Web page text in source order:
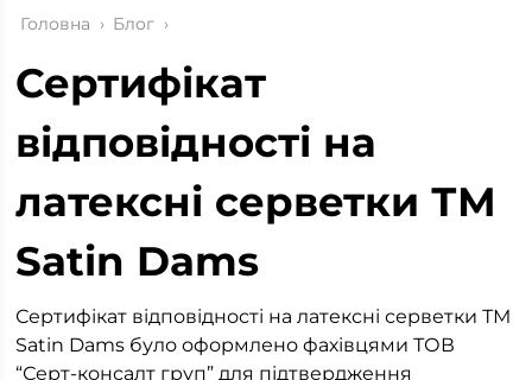
Головна › Блог ›
Сертифікат
відповідності на
латексні серветки ТМ
Satin Dams
Сертифікат відповідності на латексні серветки ТМ
Satin Dams було оформлено фахівцями ТОВ
“Серт-консалт груп” для підтвердження